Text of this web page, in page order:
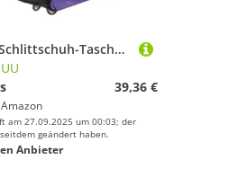
ZWCSHUU Schlittschuh-Tasche, Verstellbarer Schultergurt, Rollschuh tragbare Multifunktions-Rucksack, Schlittschuhe Skistiefel Rucksack(Purple)
39,36 €
Amazon
am 27.09.2025 um 00:03; der
geändert haben.
Anbieter